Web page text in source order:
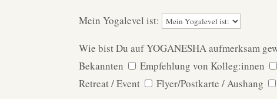
Mein Yogalevel ist:
Wie bist Du auf YOGANESHA aufmerksam
Bekannten
Empfehlung von Kolleg:innen
Retreat / Event
Flyer/Postkarte / Aushang